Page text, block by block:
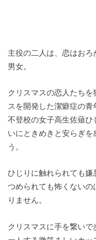
主役の二人は、恋はお
男女。
クリスマスの恋人たち
スを開発した潔癖症の
不登校の女子高生佐薙
いにときめきと安らぎを
う。
ひじりに触れられても
つめられても怖くない
りません。
クリスマスに手を繋い